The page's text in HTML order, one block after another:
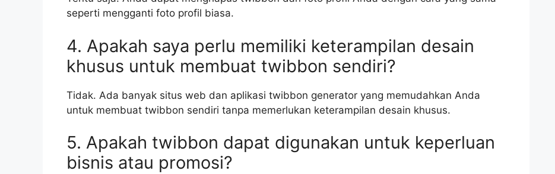
seperti mengganti foto profil biasa.
4. Apakah saya perlu memiliki keterampilan desain
khusus untuk membuat twibbon sendiri?
Tidak. Ada banyak situs web dan aplikasi twibbon generator yang memudahkan Anda
untuk membuat twibbon sendiri tanpa memerlukan keterampilan desain khusus.
5. Apakah twibbon dapat digunakan untuk keperluan
bisnis atau promosi?